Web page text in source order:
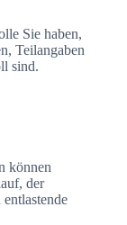
Sie haben,
Teilangaben
sind.
können
der